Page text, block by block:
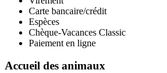
Carte bancaire/crédit
Espèces
Chèque-Vacances Classic
Paiement en ligne
Accueil des animaux